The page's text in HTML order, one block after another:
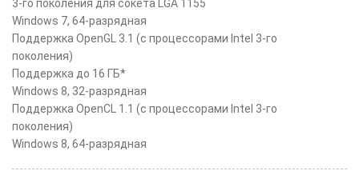
3-го поколения для сокета LGA 1155
Windows 7, 64-разрядная
Поддержка OpenGL 3.1 (с процессорами Intel 3-го
поколения)
Поддержка до 16 ГБ*
Windows 8, 32-разрядная
Поддержка OpenCL 1.1 (с процессорами Intel 3-го
поколения)
Windows 8, 64-разрядная